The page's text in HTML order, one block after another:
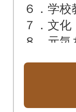
６．学
７．文
８．元